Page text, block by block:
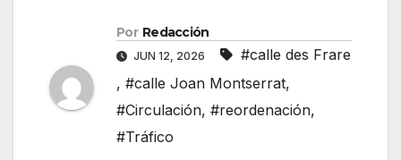
Por Redacción
JUN 12, 2026
#calle des Frare
, #calle Joan Montserrat,
#Circulación, #reordenación,
#Tráfico